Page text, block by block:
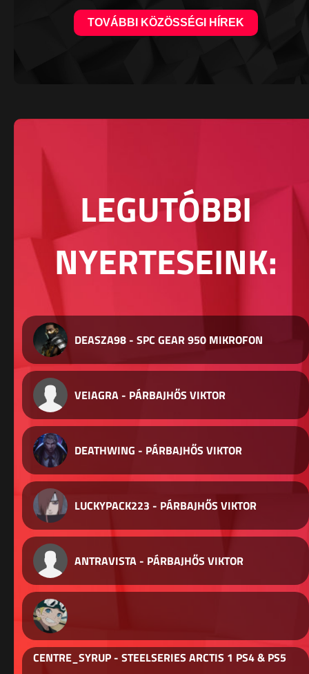
TOVÁBBI KÖZÖSSÉGI HÍREK
LEGUTÓBBI
NYERTESEINK:
DEASZA98 - SPC GEAR 950 MIKROFON
VEIAGRA - PÁRBAJHŐS VIKTOR
DEATHWING - PÁRBAJHŐS VIKTOR
LUCKYPACK223 - PÁRBAJHŐS VIKTOR
ANTRAVISTA - PÁRBAJHŐS VIKTOR
CENTRE_SYRUP - STEELSERIES ARCTIS 1 PS4 & PS5